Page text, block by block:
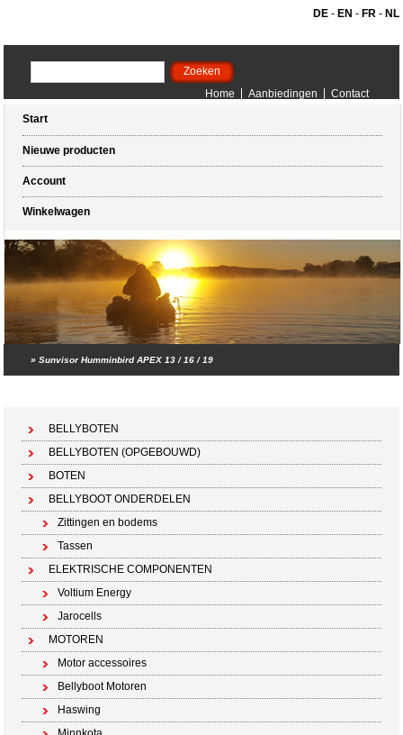
DE- EN - FR- NL
Home Aanbiedingen
Contact
Start
Nieuwe producten
Account
Winkelwagen
»Sunvisor Humminbird APEX 13 / 16 / 19
BELLYBOTEN
BELLYBOTEN (OPGEBOUWD)
BOTEN
BELLYBOOT ONDERDELEN
Zittingen en bodems
Tassen
ELEKTRISCHE COMPONENTEN
Voltium Energy
Jarocells
MOTOREN
Motor accessoires
Bellyboot Motoren
Haswing